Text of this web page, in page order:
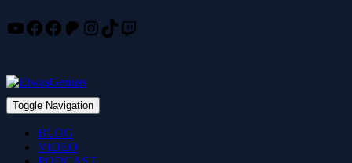
Skip
YouTube
Facebook
Facebook
Patreon
Instagram
TikTok
Twitch
Toggle Navigation
BLOG
VIDEO